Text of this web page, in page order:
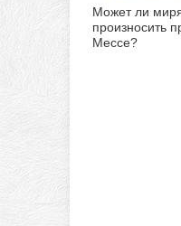
Может ли
произносить
Мессе?